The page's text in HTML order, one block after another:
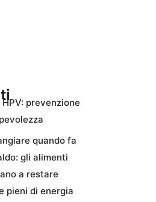
prevenzione
quando fa
gli alimenti
a restare
pieni di energia